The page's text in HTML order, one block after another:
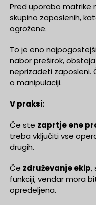
Pred uporabo matrike
skupino zaposlenih,
ogrožene.
To je eno
nabor preširok,
neprizadeti
o manipulaciji.
V praksi:
Če ste zaprtje ene
treba vključiti vse
drugih.
Če združevanje ekip,
funkciji, vendar mora
opredeljena.